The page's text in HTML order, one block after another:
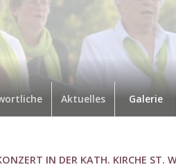
Aktuelles Galerie
IN DER KATH. KIRCHE ST.